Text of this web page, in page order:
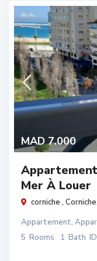
MAD 7.000
Mer À Louer
corniche , Corniche,
Appartement,
5 Rooms 1 Bath ID